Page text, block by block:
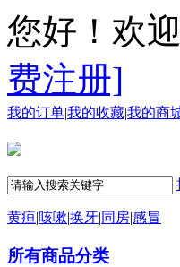
您好！欢
费注册]
我的订单|我的收藏|我的商
黄疸|咳嗽|换牙|同房|感冒
所有商品分类